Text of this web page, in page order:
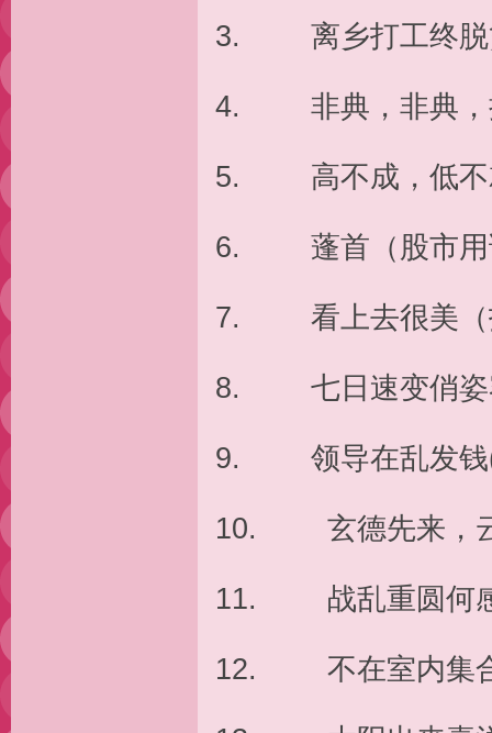
3. 离乡打工终脱
4. 非典，非典，
5. 高不成，低不
6. 蓬首（股市用
7. 看上去很美（
8. 七日速变俏姿
9. 领导在乱发钱(
10. 玄德先来，云
11. 战乱重圆何感
12. 不在室内集合